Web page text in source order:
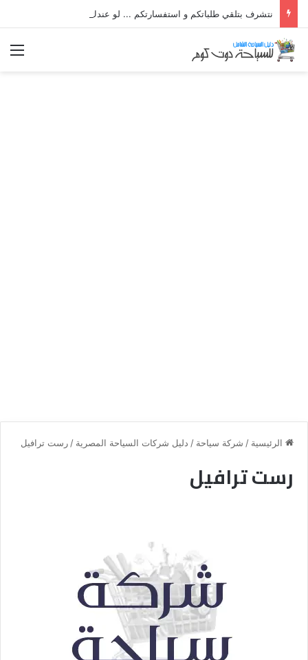
الرئيسية / شركة سياحة / دليل شركات السياحة المصرية / رست ترافيل
رست ترافيل